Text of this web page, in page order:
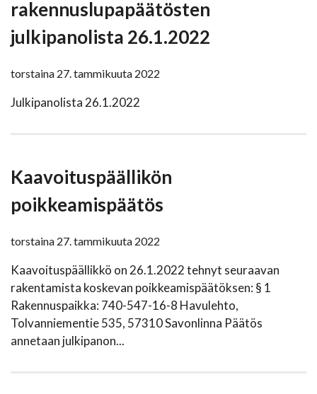
rakennuslupapäätösten
julkipanolista 26.1.2022
torstaina 27. tammikuuta 2022
Julkipanolista 26.1.2022
Kaavoituspäällikön
poikkeamispäätös
torstaina 27. tammikuuta 2022
Kaavoituspäällikkö on 26.1.2022 tehnyt seuraavan
rakentamista koskevan poikkeamispäätöksen: § 1
Rakennuspaikka: 740-547-16-8 Havulehto,
Tolvanniementie 535, 57310 Savonlinna Päätös
annetaan julkipanon...